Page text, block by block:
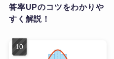
答率UPのコツをわかりや
すく解説！